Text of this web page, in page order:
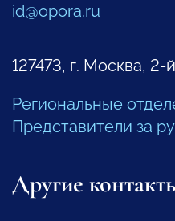
id@opora.ru
127473, г. Москва,
Региональные
Представители за
Другие